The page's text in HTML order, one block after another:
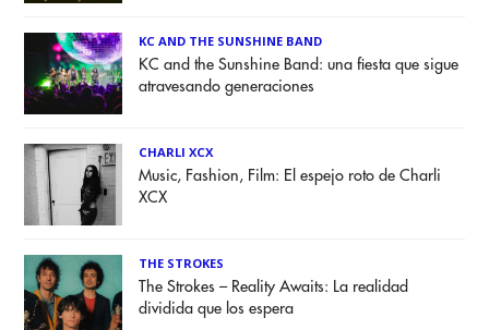
KC AND THE SUNSHINE BAND
KC and the Sunshine Band: una fiesta que sigue
atravesando generaciones
CHARLI XCX
Music, Fashion, Film: El espejo roto de Charli
XCX
THE STROKES
The Strokes – Reality Awaits: La realidad
dividida que los espera